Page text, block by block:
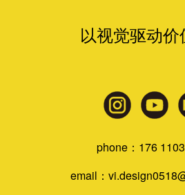
以视觉驱动价
phone：176
email：